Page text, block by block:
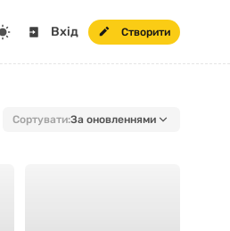
Вхід Створити
Сортувати:За оновленнями